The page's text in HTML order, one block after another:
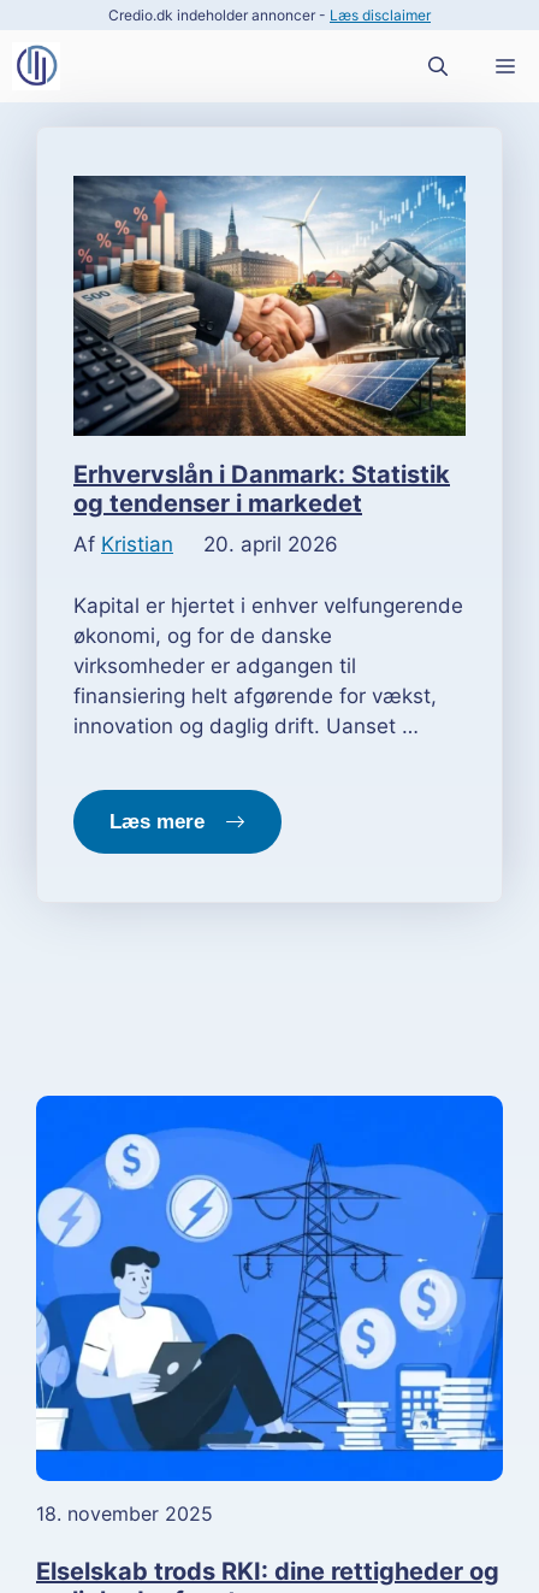
indhold
Credio.dk indeholder annoncer - Læs disclaimer
Erhvervslån i Danmark: Statistik
og tendenser i markedet
Af Kristian 20. april 2026
Kapital er hjertet i enhver velfungerende
økonomi, og for de danske
virksomheder er adgangen til
finansiering helt afgørende for vækst,
innovation og daglig drift. Uanset …
Læs mere
18. november 2025
Elselskab trods RKI: dine rettigheder og